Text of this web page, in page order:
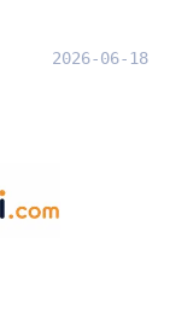
2026-06-18